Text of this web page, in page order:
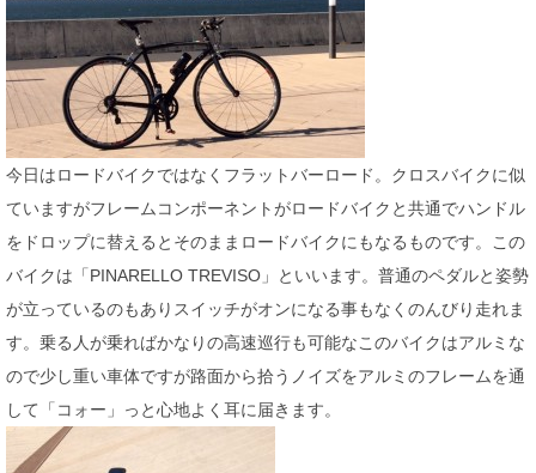
今日はロードバイクではなくフラットバーロード。クロスバイクに似
ていますがフレームコンポーネントがロードバイクと共通でハンドル
をドロップに替えるとそのままロードバイクにもなるものです。この
バイクは「PINARELLO TREVISO」といいます。普通のペダルと姿勢
が立っているのもありスイッチがオンになる事もなくのんびり走れま
す。乗る人が乗ればかなりの高速巡行も可能なこのバイクはアルミな
ので少し重い車体ですが路面から拾うノイズをアルミのフレームを通
して「コォー」っと心地よく耳に届きます。